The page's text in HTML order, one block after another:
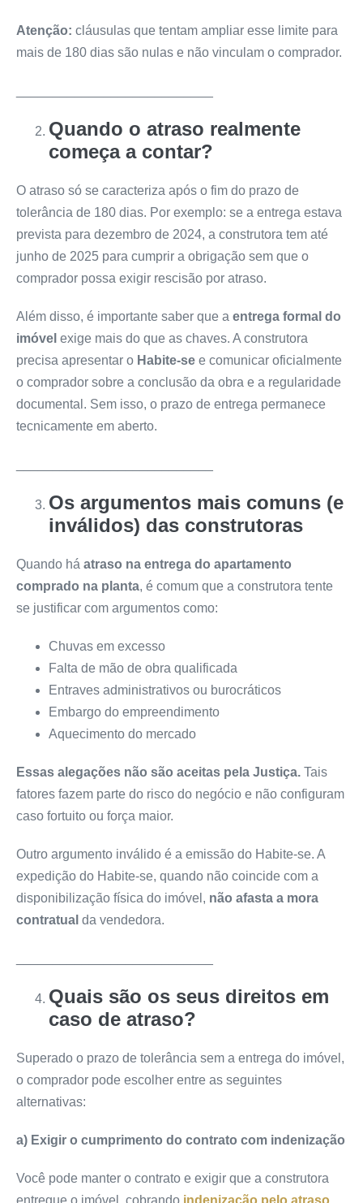
Atenção: cláusulas que tentam ampliar esse limite para
mais de 180 dias são nulas e não vinculam o comprador.
Quando o atraso realmente
começa a contar?
O atraso só se caracteriza após o fim do prazo de
tolerância de 180 dias. Por exemplo: se a entrega estava
prevista para dezembro de 2024, a construtora tem até
junho de 2025 para cumprir a obrigação sem que o
comprador possa exigir rescisão por atraso.
Além disso, é importante saber que a entrega formal do
imóvel exige mais do que as chaves. A construtora
precisa apresentar o Habite-se e comunicar oficialmente
o comprador sobre a conclusão da obra e a regularidade
documental. Sem isso, o prazo de entrega permanece
tecnicamente em aberto.
Os argumentos mais comuns (e
inválidos) das construtoras
Quando há atraso na entrega do apartamento
comprado na planta, é comum que a construtora tente
se justificar com argumentos como:
Chuvas em excesso
Falta de mão de obra qualificada
Entraves administrativos ou burocráticos
Embargo do empreendimento
Aquecimento do mercado
Essas alegações não são aceitas pela Justiça. Tais
fatores fazem parte do risco do negócio e não configuram
caso fortuito ou força maior.
Outro argumento inválido é a emissão do Habite-se. A
expedição do Habite-se, quando não coincide com a
disponibilização física do imóvel, não afasta a mora
contratual da vendedora.
Quais são os seus direitos em
caso de atraso?
Superado o prazo de tolerância sem a entrega do imóvel,
o comprador pode escolher entre as seguintes
alternativas:
a) Exigir o cumprimento do contrato com indenização
Você pode manter o contrato e exigir que a construtora
entregue o imóvel, cobrando indenização pelo atraso